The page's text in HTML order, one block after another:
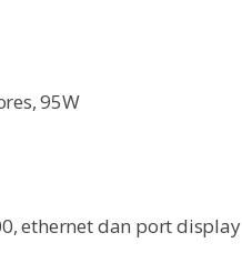
95W
ethernet dan port display